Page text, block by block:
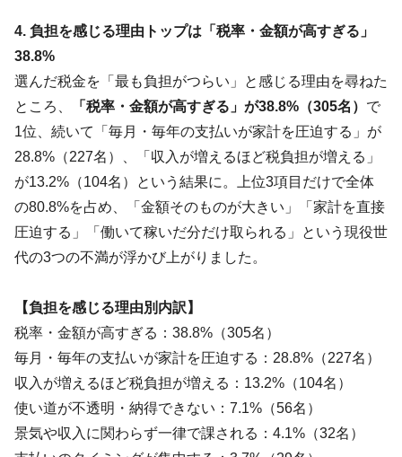
4. 負担を感じる理由トップは「税率・金額が高すぎる」
38.8%
選んだ税金を「最も負担がつらい」と感じる理由を尋ねた
ところ、
「税率・金額が高すぎる」が38.8%（305名） で
1位、続いて「毎月・毎年の支払いが家計を圧迫する」が
28.8%（227名）、「収入が増えるほど税負担が増える」
が13.2%（104名）という結果に。上位3項目だけで全体
の80.8%を占め、「金額そのものが大きい」「家計を直接
圧迫する」「働いて稼いだ分だけ取られる」という現役世
代の3つの不満が浮かび上がりました。
【負担を感じる理由別内訳】
税率・金額が高すぎる：38.8%（305名）
毎月・毎年の支払いが家計を圧迫する：28.8%（227名）
収入が増えるほど税負担が増える：13.2%（104名）
使い道が不透明・納得できない：7.1%（56名）
景気や収入に関わらず一律で課される：4.1%（32名）